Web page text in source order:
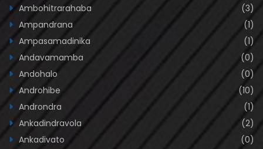
Ambohitrarahaba
(3)
Ampandrana
(1)
Ampasamadinika
(1)
Andavamamba
(0)
Andohalo
(0)
Androhibe
(10)
Androndra
(1)
Ankadindravola
(2)
Ankadivato
(0)